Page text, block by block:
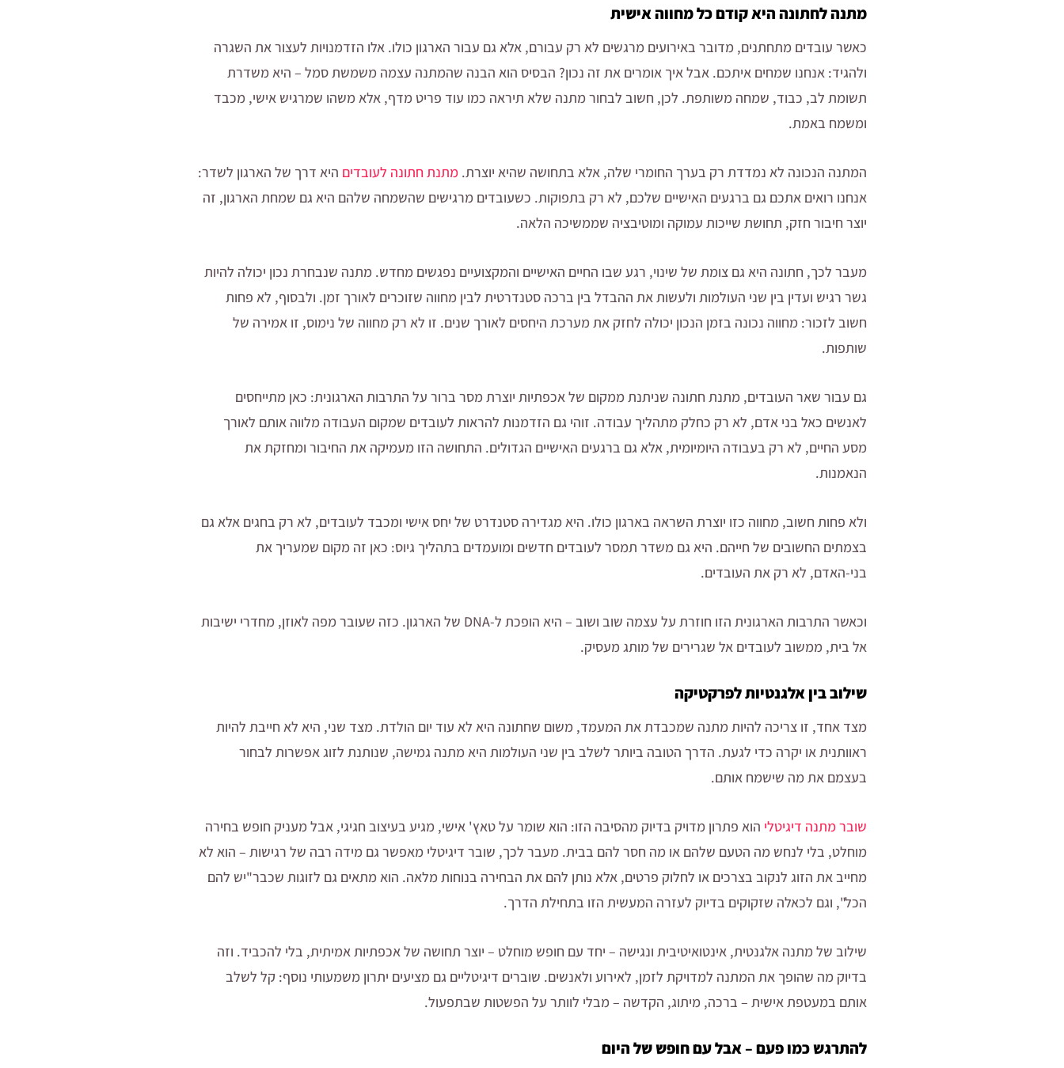
מתנה לחתונה היא קודם כל מחווה אישית
כאשר עובדים מתחתנים, מדובר באירועים מרגשים לא רק עבורם, אלא גם עבור הארגון כולו. אלו הזדמנויות לעצור את השגרה
ולהגיד: אנחנו שמחים איתכם. אבל איך אומרים את זה נכון? הבסיס הוא הבנה שהמתנה עצמה משמשת סמל – היא משדרת
תשומת לב, כבוד, שמחה משותפת. לכן, חשוב לבחור מתנה שלא תיראה כמו עוד פריט מדף, אלא משהו שמרגיש אישי, מכבד
ומשמח באמת.
המתנה הנכונה לא נמדדת רק בערך החומרי שלה, אלא בתחושה שהיא יוצרת. מתנת חתונה לעובדים היא דרך של הארגון לשדר:
אנחנו רואים אתכם גם ברגעים האישיים שלכם, לא רק בתפוקות. כשעובדים מרגישים שהשמחה שלהם היא גם שמחת הארגון, זה
יוצר חיבור חזק, תחושת שייכות עמוקה ומוטיבציה שממשיכה הלאה.
מעבר לכך, חתונה היא גם צומת של שינוי, רגע שבו החיים האישיים והמקצועיים נפגשים מחדש. מתנה שנבחרת נכון יכולה להיות
גשר רגיש ועדין בין שני העולמות ולעשות את ההבדל בין ברכה סטנדרטית לבין מחווה שזוכרים לאורך זמן. ולבסוף, לא פחות
חשוב לזכור: מחווה נכונה בזמן הנכון יכולה לחזק את מערכת היחסים לאורך שנים. זו לא רק מחווה של נימוס, זו אמירה של
שותפות.
גם עבור שאר העובדים, מתנת חתונה שניתנת ממקום של אכפתיות יוצרת מסר ברור על התרבות הארגונית: כאן מתייחסים
לאנשים כאל בני אדם, לא רק כחלק מתהליך עבודה. זוהי גם הזדמנות להראות לעובדים שמקום העבודה מלווה אותם לאורך
מסע החיים, לא רק בעבודה היומיומית, אלא גם ברגעים האישיים הגדולים. התחושה הזו מעמיקה את החיבור ומחזקת את
הנאמנות.
ולא פחות חשוב, מחווה כזו יוצרת השראה בארגון כולו. היא מגדירה סטנדרט של יחס אישי ומכבד לעובדים, לא רק בחגים אלא גם
בצמתים החשובים של חייהם. היא גם משדר תמסר לעובדים חדשים ומועמדים בתהליך גיוס: כאן זה מקום שמעריך את
בני-האדם, לא רק את העובדים.
וכאשר התרבות הארגונית הזו חוזרת על עצמה שוב ושוב – היא הופכת ל-DNA של הארגון. כזה שעובר מפה לאוזן, מחדרי ישיבות
אל בית, ממשוב לעובדים אל שגרירים של מותג מעסיק.
שילוב בין אלגנטיות לפרקטיקה
מצד אחד, זו צריכה להיות מתנה שמכבדת את המעמד, משום שחתונה היא לא עוד יום הולדת. מצד שני, היא לא חייבת להיות
ראוותנית או יקרה כדי לגעת. הדרך הטובה ביותר לשלב בין שני העולמות היא מתנה גמישה, שנותנת לזוג אפשרות לבחור
בעצמם את מה שישמח אותם.
שובר מתנה דיגיטלי הוא פתרון מדויק בדיוק מהסיבה הזו: הוא שומר על טאץ' אישי, מגיע בעיצוב חגיגי, אבל מעניק חופש בחירה
מוחלט, בלי לנחש מה הטעם שלהם או מה חסר להם בבית. מעבר לכך, שובר דיגיטלי מאפשר גם מידה רבה של רגישות – הוא לא
מחייב את הזוג לנקוב בצרכים או לחלוק פרטים, אלא נותן להם את הבחירה בנוחות מלאה. הוא מתאים גם לזוגות שכבר"יש להם
הכל", וגם לכאלה שזקוקים בדיוק לעזרה המעשית הזו בתחילת הדרך.
שילוב של מתנה אלגנטית, אינטואיטיבית ונגישה – יחד עם חופש מוחלט – יוצר תחושה של אכפתיות אמיתית, בלי להכביד. וזה
בדיוק מה שהופך את המתנה למדויקת לזמן, לאירוע ולאנשים. שוברים דיגיטליים גם מציעים יתרון משמעותי נוסף: קל לשלב
אותם במעטפת אישית – ברכה, מיתוג, הקדשה – מבלי לוותר על הפשטות שבתפעול.
להתרגש כמו פעם – אבל עם חופש של היום